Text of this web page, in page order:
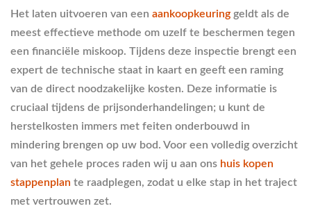
Het laten uitvoeren van een aankoopkeuring geldt als de
meest effectieve methode om uzelf te beschermen tegen
een financiële miskoop. Tijdens deze inspectie brengt een
expert de technische staat in kaart en geeft een raming
van de direct noodzakelijke kosten. Deze informatie is
cruciaal tijdens de prijsonderhandelingen; u kunt de
herstelkosten immers met feiten onderbouwd in
mindering brengen op uw bod. Voor een volledig overzicht
van het gehele proces raden wij u aan ons huis kopen
stappenplan te raadplegen, zodat u elke stap in het traject
met vertrouwen zet.